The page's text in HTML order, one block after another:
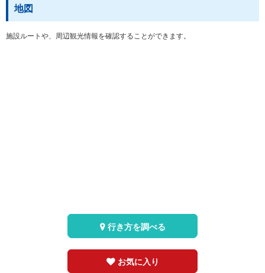
地図
施設ルートや、周辺観光情報を確認することができます。
お気に入り
行き方を調べる